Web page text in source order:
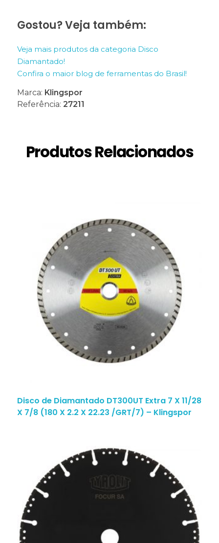
Gostou? Veja também:
Veja mais produtos da categoria Disco
Diamantado!
Confira o maior blog de ferramentas do Brasil!
Marca: Klingspor
Referência: 27211
Produtos Relacionados
Disco de Diamantado DT300UT Extra 7 X 11/28
X 7/8 (180 X 2.2 X 22.23 /GRT/7) – Klingspor